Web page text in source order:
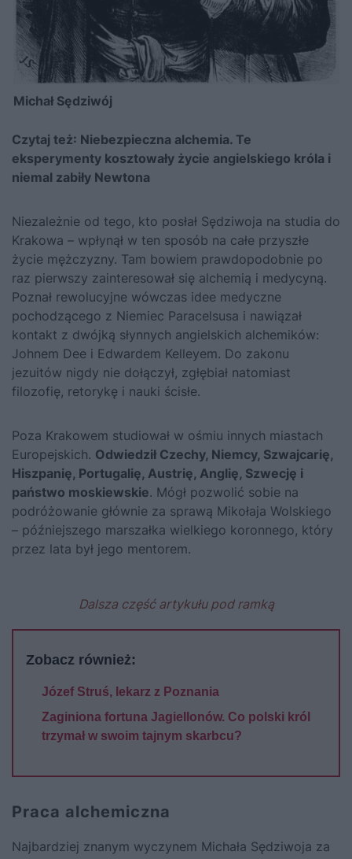
Michał Sędziwój
Czytaj też: Niebezpieczna alchemia. Te
eksperymenty kosztowały życie angielskiego króla i
niemal zabiły Newtona
Niezależnie od tego, kto posłał Sędziwoja na studia do
Krakowa – wpłynął w ten sposób na całe przyszłe
życie mężczyzny. Tam bowiem prawdopodobnie po
raz pierwszy zainteresował się alchemią i medycyną.
Poznał rewolucyjne wówczas idee medyczne
pochodzącego z Niemiec Paracelsusa i nawiązał
kontakt z dwójką słynnych angielskich alchemików:
Johnem Dee i Edwardem Kelleyem. Do zakonu
jezuitów nigdy nie dołączył, zgłębiał natomiast
filozofię, retorykę i nauki ścisłe.
Poza Krakowem studiował w ośmiu innych miastach
Europejskich. Odwiedził Czechy, Niemcy, Szwajcarię,
Hiszpanię, Portugalię, Austrię, Anglię, Szwecję i
państwo moskiewskie. Mógł pozwolić sobie na
podróżowanie głównie za sprawą Mikołaja Wolskiego
– późniejszego marszałka wielkiego koronnego, który
przez lata był jego mentorem.
Dalsza część artykułu pod ramką
Zobacz również:
Józef Struś, lekarz z Poznania
Zaginiona fortuna Jagiellonów. Co polski król
trzymał w swoim tajnym skarbcu?
Praca alchemiczna
Najbardziej znanym wyczynem Michała Sędziwoja za